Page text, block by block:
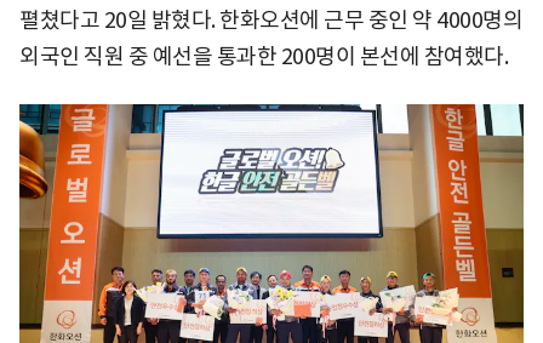
펼쳤다고 20일 밝혔다. 한화오션에 근무 중인 약 4000명의
외국인 직원 중 예선을 통과한 200명이 본선에 참여했다.